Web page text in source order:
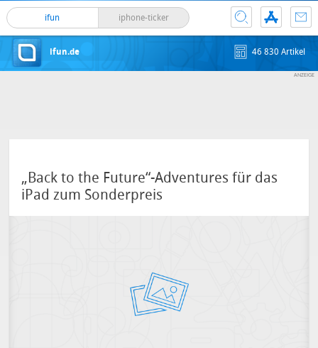
ifun iphone-ticker
ifun.de 46 830 Artikel
„Back to the Future“-Adventures für das
iPad zum Sonderpreis